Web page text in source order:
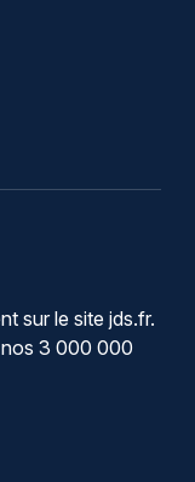
sur le site jds.fr.
3 000 000